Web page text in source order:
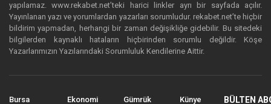
yapılamaz. www.rekabet.net’teki harici linkler ayrı bir sayfada açılır.
Yayınlanan yazı ve yorumlardan yazarları sorumludur. rekabet.net’te hiçbir
bildirim yapmadan, herhangi bir zaman değişikliğe gidebilir. Bu sitedeki
bilgilerden kaynaklı hataların hiçbirinden sorumlu değildir. Köşe
Yazarlarımızın Yazılarındaki Sorumluluk Kendilerine Aittir.
Bursa
Ekonomi
Gümrük
Künye
BÜLTEN